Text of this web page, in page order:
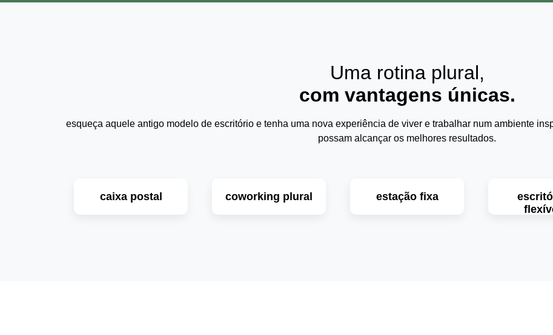
Uma rotina plural,
com vantagens únicas.
esqueça aquele antigo modelo de escritório e tenha uma nova experiência de viver e trabalhar num ambiente
possam alcançar os melhores resultados.
caixa postal coworking plural estação fixa